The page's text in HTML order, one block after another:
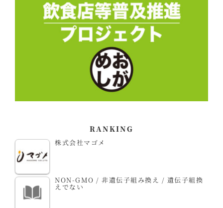
RANKING
株式会社マゴメ
NON-GMO / 非遺伝子組み換え / 遺伝子組換
えでない